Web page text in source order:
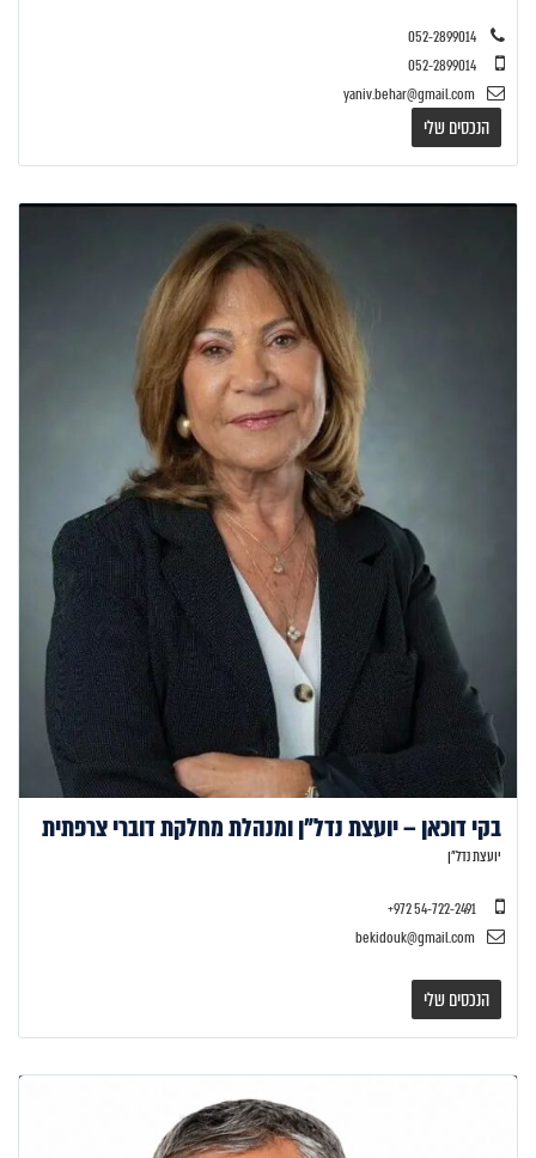
052-2899014
052-2899014
yaniv.behar@gmail.com
הנכסים שלי
בקי דוכאן – יועצת נדל"ן ומנהלת מחלקת דוברי צרפתית
יועצת נדל"ן
bekidouk@gmail.com
הנכסים שלי